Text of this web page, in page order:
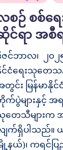
စဉ် စစ်ရ
င်ရာ အစီ
ဇင်ဘာလ၊ ၂၀
င်ငံရေးသုတေသ
င်း မြန်မာနိုင်
က်ပွဲများနှင့် အ
တေသီများက
ျက်ရှိပါသည်။
ြို့နယ်)၊ ကရင်ပ